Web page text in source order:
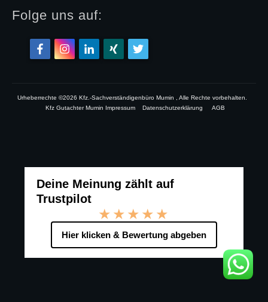
Folge uns auf:
Urheberrechte ©2026 Kfz.-Sachverständigenbüro Mumin , Alle Rechte vorbehalten.
Kfz Gutachter Mumin Impressum
Datenschutzerklärung AGB
Deine Meinung zählt auf
Trustpilot
★★★★★
Hier klicken & Bewertung abgeben